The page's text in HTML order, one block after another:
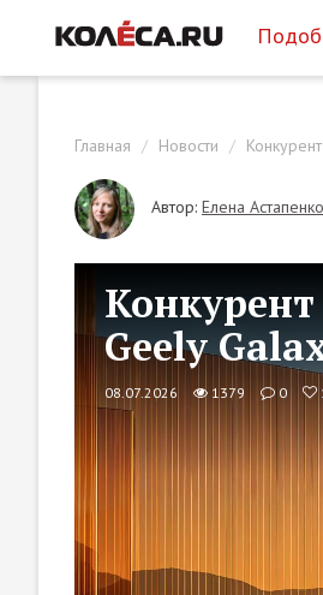
Главная Новости
Автор: Елена Астапенко
Конкурент
Geely
08.07.2026 1379 0